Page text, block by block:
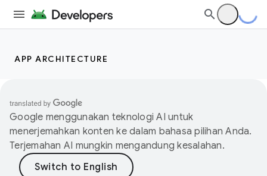
APP ARCHITECTURE
Google menggunakan teknologi AI untuk
menerjemahkan konten ke dalam bahasa pilihan Anda.
Terjemahan AI mungkin mengandung kesalahan.